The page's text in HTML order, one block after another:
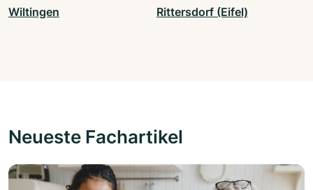
Wiltingen Rittersdorf (Eifel)
Neueste Fachartikel